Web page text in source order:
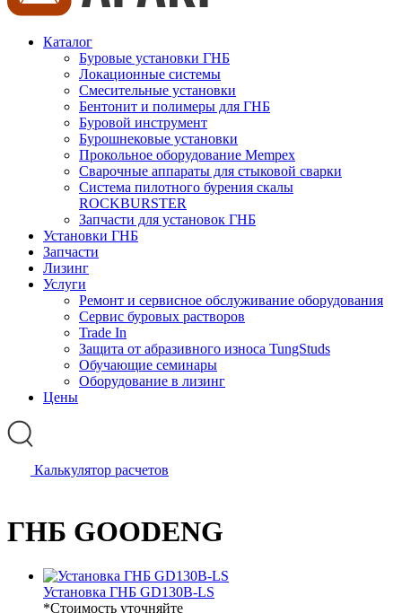
Каталог
Буровые установки ГНБ
Локационные системы
Смесительные установки
Бентонит и полимеры для ГНБ
Буровой инструмент
Бурошнековые установки
Прокольное оборудование Mempex
Сварочные аппараты для стыковой сварки
Система пилотного бурения скалы
ROCKBURSTER
Запчасти для установок ГНБ
Установки ГНБ
Запчасти
Лизинг
Услуги
Ремонт и сервисное обслуживание оборудования
Сервис буровых растворов
Trade In
Защита от абразивного износа TungStuds
Обучающие семинары
Оборудование в лизинг
Цены
Калькулятор расчетов
ГНБ GOODENG
Установка ГНБ GD130B-LS
*Стоимость уточняйте